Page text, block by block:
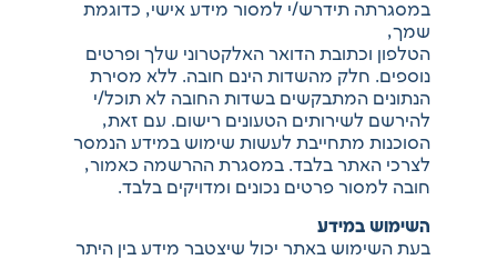
במסגרתה תידרש/י למסור מידע אישי, כדוגמת
שמך,
הטלפון וכתובת הדואר האלקטרוני שלך ופרטים
נוספים. חלק מהשדות הינם חובה. ללא מסירת
הנתונים המתבקשים בשדות החובה לא תוכל/י
להירשם לשירותים הטעונים רישום. עם זאת,
הסוכנות מתחייבת לעשות שימוש במידע הנמסר
לצרכי האתר בלבד. במסגרת ההרשמה כאמור,
חובה למסור פרטים נכונים ומדויקים בלבד.
השימוש במידע
בעת השימוש באתר יכול שיצטבר מידע בין היתר